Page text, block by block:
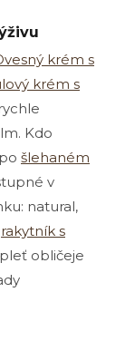
krém s
krém s
Kdo
šlehaném
v
natural,
rakytník s
obličeje